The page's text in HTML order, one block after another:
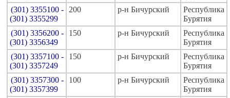
(301) 3355100 -
(301) 3355299
200 р-н Бичурский
Республика
Бурятия
(301) 3356200 -
(301) 3356349
150 р-н Бичурский
Республика
Бурятия
(301) 3357100 -
(301) 3357249
150 р-н Бичурский
Республика
Бурятия
(301) 3357300 -
(301) 3357399
100 р-н Бичурский
Республика
Бурятия